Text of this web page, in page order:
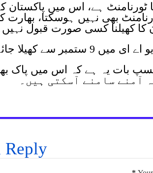
ٹورنامنٹ ہے، اس میں پاکستان
بھی نہیں ہوسکتا، بھارت
کا کھیلنا کسی صورت قبول
کھیلا جائے گا۔
بات یہ ہے کہ اس میں پاک
Reply